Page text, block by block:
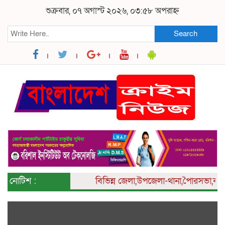
শুক্রবার, ০৭ অগাস্ট ২০২৬, ০৩:৫৮ অপরাহ্ন
Search
নোটিশ : বিভিন্নজেলা,উপজেলা-